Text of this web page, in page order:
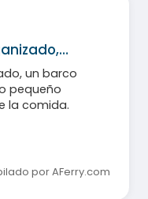
un barco
pequeño
la comida.
por AFerry.com